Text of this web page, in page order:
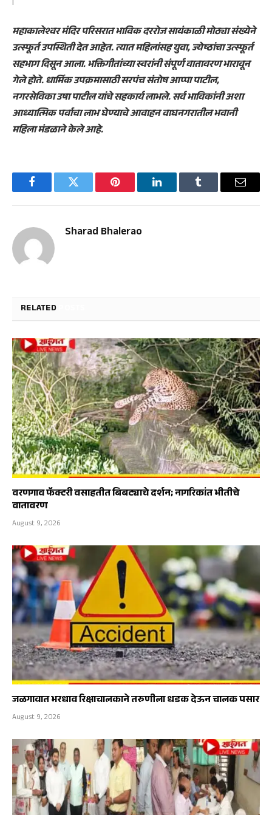
महाकालेश्वर मंदिर परिसरात भाविक दररोज सायंकाळी मोठ्या संख्येने
उत्स्फूर्त उपस्थिती देत आहेत. त्यात महिलांसह युवा, ज्येष्ठांचा उत्स्फूर्त
सहभाग दिसून आला. भक्तिगीतांच्या स्वरांनी संपूर्ण वातावरण भारावून
गेले होते. धार्मिक उपक्रमासाठी सरपंच संतोष आप्पा पाटील,
नगरसेविका उषा पाटील यांचे सहकार्य लाभले. सर्व भाविकांनी अशा
आध्यात्मिक पर्वाचा लाभ घेण्याचे आवाहन वाघनगरातील भवानी
महिला मंडळाने केले आहे.
FacebookTwitter Pinterest LinkedInTumblr Email
Sharad Bhalerao
RELATED
वरणगाव फॅक्टरी वसाहतीत बिबट्याचे दर्शन; नागरिकांत भीतीचे
वातावरण
August 9, 2026
जळगावात भरधाव रिक्षाचालकाने तरुणीला धडक देऊन चालक पसार
August 9, 2026